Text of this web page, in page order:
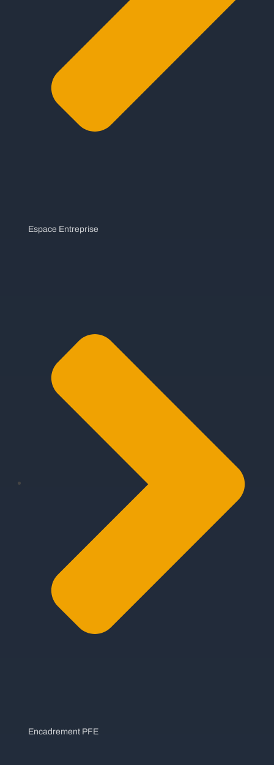
Espace Entreprise
Encadrement PFE